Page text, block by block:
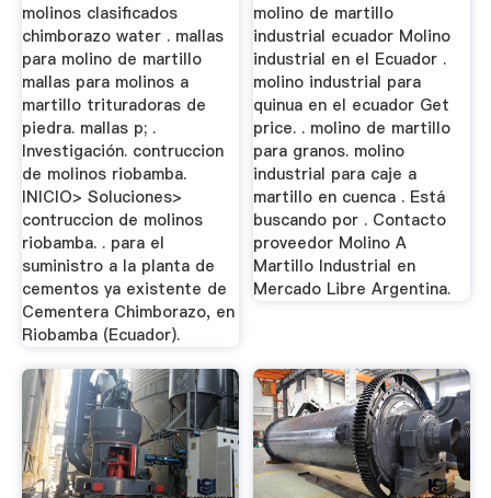
molinos clasificados
chimborazo water . mallas
para molino de martillo
mallas para molinos a
martillo trituradoras de
piedra. mallas p; .
Investigación. contruccion
de molinos riobamba.
INICIO> Soluciones>
contruccion de molinos
riobamba. . para el
suministro a la planta de
cementos ya existente de
Cementera Chimborazo, en
Riobamba (Ecuador).
molino de martillo
industrial ecuador Molino
industrial en el Ecuador .
molino industrial para
quinua en el ecuador Get
price. . molino de martillo
para granos. molino
industrial para caje a
martillo en cuenca . Está
buscando por . Contacto
proveedor Molino A
Martillo Industrial en
Mercado Libre Argentina.